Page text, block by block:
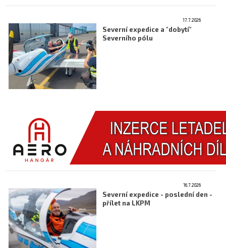
17.7.2026
Severní expedice a "dobytí"
Severního pólu
16.7.2026
Severní expedice - poslední den -
přílet na LKPM